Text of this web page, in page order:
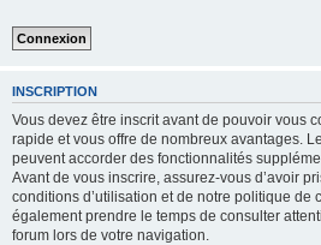
INSCRIPTION
Vous devez être inscrit avant de pouvoir vous
rapide et vous offre de nombreux avantages.
peuvent accorder des fonctionnalités
Avant de vous inscrire, assurez-vous d’avoir
conditions d’utilisation et de notre politique de
également prendre le temps de consulter
forum lors de votre navigation.